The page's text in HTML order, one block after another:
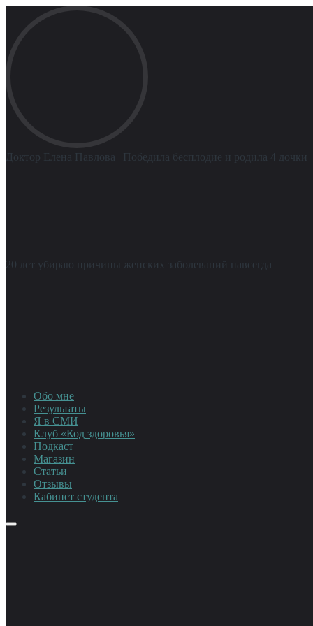
Доктор Елена Павлова | Победила бесплодие и родила 4 дочки
20 лет убираю причины женских заболеваний навсегда
Обо мне
Результаты
Я в СМИ
Клуб «Код здоровья»
Подкаст
Магазин
Статьи
Отзывы
Кабинет студента